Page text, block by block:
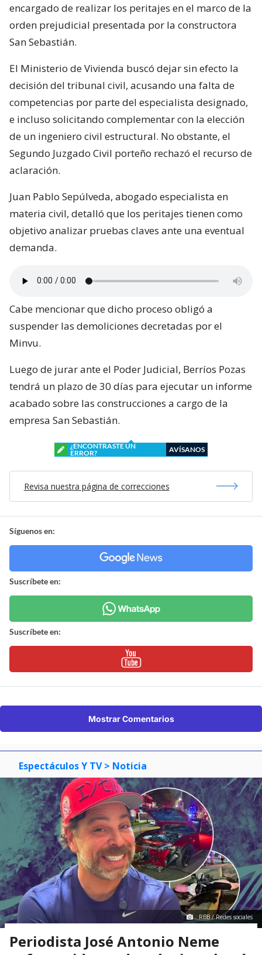
encargado de realizar los peritajes en el marco de la
orden prejudicial presentada por la constructora
San Sebastián.
El Ministerio de Vivienda buscó dejar sin efecto la
decisión del tribunal civil, acusando una falta de
competencias por parte del especialista designado,
e incluso solicitando complementar con la elección
de un ingeniero civil estructural. No obstante, el
Segundo Juzgado Civil porteño rechazó el recurso de
aclaración.
Juan Pablo Sepúlveda, abogado especialista en
materia civil, detalló que los peritajes tienen como
objetivo analizar pruebas claves ante una eventual
demanda.
Cabe mencionar que dicho proceso obligó a
suspender las demoliciones decretadas por el
Minvu.
Luego de jurar ante el Poder Judicial, Berríos Pozas
tendrá un plazo de 30 días para ejecutar un informe
acabado sobre las construcciones a cargo de la
empresa San Sebastián.
¿ENCONTRASTE UN
ERROR?
AVÍSANOS
Revisa nuestra página de correcciones
Síguenos en:
Suscríbete en:
Suscríbete en:
Mostrar Comentarios
Espectáculos Y TV > Noticia
RBB / Redes sociales
Periodista José Antonio Neme